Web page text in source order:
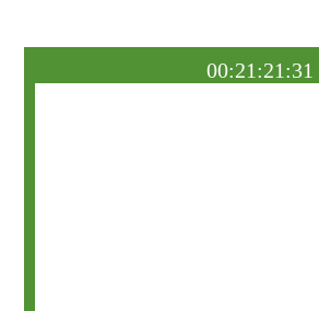
00:21:21:30